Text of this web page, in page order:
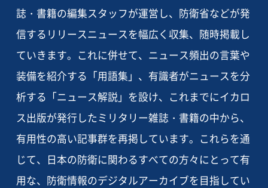
誌・書籍の編集スタッフが運営し、防衛省などが発
信するリリースニュースを幅広く収集、随時掲載し
ていきます。これに併せて、ニュース頻出の言葉や
装備を紹介する「用語集」、有識者がニュースを分
析する「ニュース解説」を設け、これまでにイカロ
ス出版が発行したミリタリー雑誌・書籍の中から、
有用性の高い記事群を再掲しています。これらを通
じて、日本の防衛に関わるすべての方々にとって有
用な、防衛情報のデジタルアーカイブを目指してい